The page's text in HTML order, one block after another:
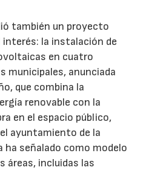
también un proyecto
interés: la instalación de
en cuatro
municipales, anunciada
que combina la
renovable con la
en el espacio público,
ayuntamiento de la
ha señalado como modelo
áreas, incluidas las